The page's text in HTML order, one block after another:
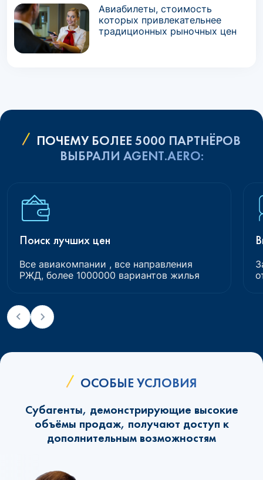
Авиабилеты, стоимость
которых привлекательнее
традиционных рыночных цен
ПОЧЕМУ БОЛЕЕ 5000 ПАРТНЁРОВ
ВЫБРАЛИ AGENT.AERO:
Поиск лучших цен
Все авиакомпании , все направления
РЖД, более 1000000 вариантов жилья
ОСОБЫЕ УСЛОВИЯ
Субагенты, демонстрирующие высокие
объёмы продаж, получают доступ к
дополнительным возможностям